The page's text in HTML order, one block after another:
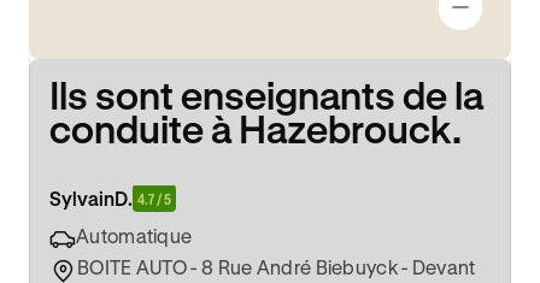
Ils sont enseignants de la
conduite à Hazebrouck.
SylvainD. 4.7 / 5
Automatique
BOITE AUTO - 8 Rue André Biebuyck - Devant